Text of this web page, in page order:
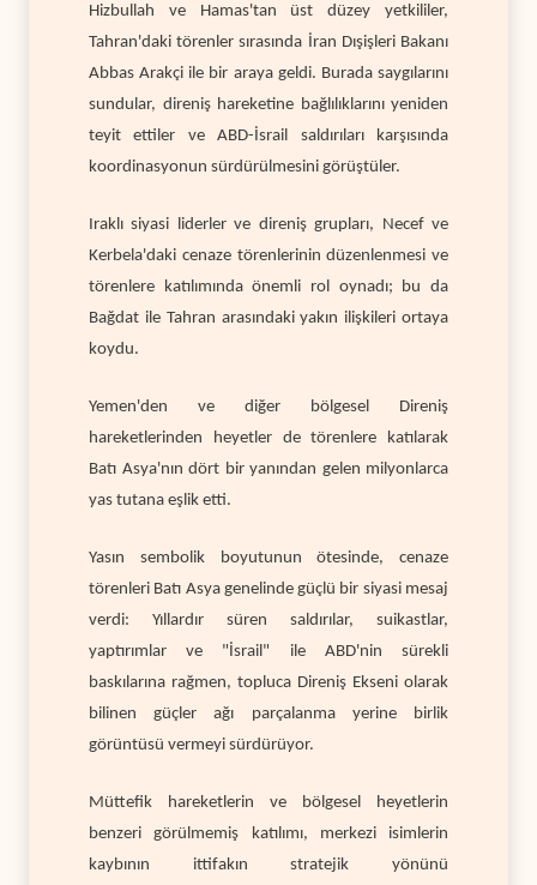
Hizbullah ve Hamas'tan üst düzey yetkililer,
Tahran'daki törenler sırasında İran Dışişleri Bakanı
Abbas Arakçi ile bir araya geldi. Burada saygılarını
sundular, direniş hareketine bağlılıklarını yeniden
teyit ettiler ve ABD-İsrail saldırıları karşısında
koordinasyonun sürdürülmesini görüştüler.
Iraklı siyasi liderler ve direniş grupları, Necef ve
Kerbela'daki cenaze törenlerinin düzenlenmesi ve
törenlere katılımında önemli rol oynadı; bu da
Bağdat ile Tahran arasındaki yakın ilişkileri ortaya
koydu.
Yemen'den ve diğer bölgesel Direniş
hareketlerinden heyetler de törenlere katılarak
Batı Asya'nın dört bir yanından gelen milyonlarca
yas tutana eşlik etti.
Yasın sembolik boyutunun ötesinde, cenaze
törenleri Batı Asya genelinde güçlü bir siyasi mesaj
verdi: Yıllardır süren saldırılar, suikastlar,
yaptırımlar ve "İsrail" ile ABD'nin sürekli
baskılarına rağmen, topluca Direniş Ekseni olarak
bilinen güçler ağı parçalanma yerine birlik
görüntüsü vermeyi sürdürüyor.
Müttefik hareketlerin ve bölgesel heyetlerin
benzeri görülmemiş katılımı, merkezi isimlerin
kaybının ittifakın stratejik yönünü